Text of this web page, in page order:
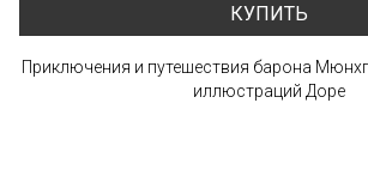
КУПИТЬ
Приключения и путешествия барона
иллюстраций Доре